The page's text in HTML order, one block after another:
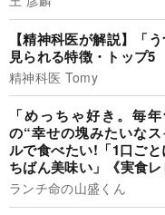
【精神科医が解説】「
見られる特徴・トップ5
精神科医 Tomy
「めっちゃ好き。毎
の“幸せの塊みたいな
ルで食べたい!「1口ご
ちばん美味い」《実食レ
ランチ命の山盛くん